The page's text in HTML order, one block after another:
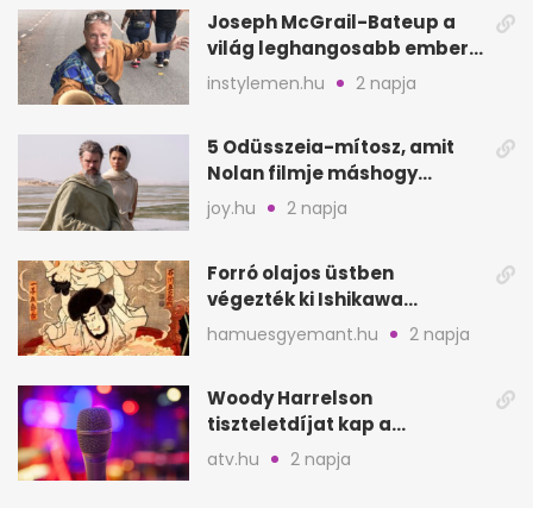
Joseph McGrail-Bateup a
világ leghangosabb embere
lett Ausztráliából
instylemen.hu 2 napja
5 Odüsszeia-mítosz, amit
Nolan filmje máshogy
mutat, mint Homérosz
joy.hu 2 napja
Forró olajos üstben
végezték ki Ishikawa
Goemont, Japán Robin
Hoodját
hamuesgyemant.hu 2 napja
Woody Harrelson
tiszteletdíjat kap a
Szarajevói Filmfesztiválon
atv.hu 2 napja